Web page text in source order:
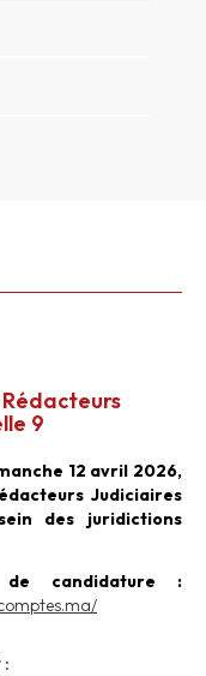
9
12 avril 2026,
Judiciaires
des juridictions
candidature :